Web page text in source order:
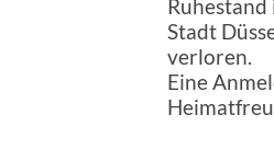
Stadt
verloren.
Eine